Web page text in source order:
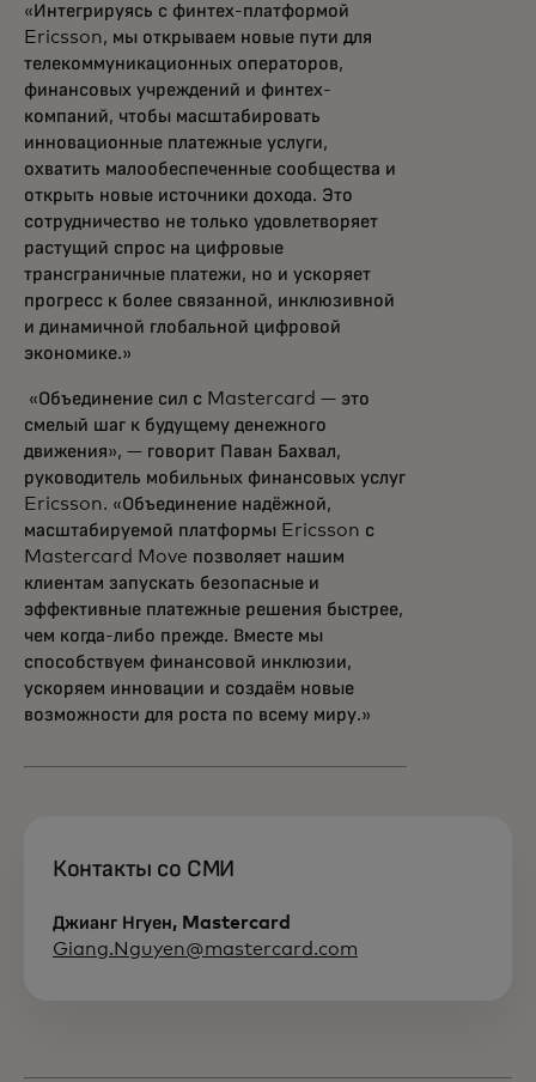
«Интегрируясь с финтех-платформой
Ericsson, мы открываем новые пути для
телекоммуникационных операторов,
финансовых учреждений и финтех-
компаний, чтобы масштабировать
инновационные платежные услуги,
охватить малообеспеченные сообщества и
открыть новые источники дохода. Это
сотрудничество не только удовлетворяет
растущий спрос на цифровые
трансграничные платежи, но и ускоряет
прогресс к более связанной, инклюзивной
и динамичной глобальной цифровой
экономике.»
«Объединение сил с Mastercard — это
смелый шаг к будущему денежного
движения», — говорит Паван Бахвал,
руководитель мобильных финансовых услуг
Ericsson. «Объединение надёжной,
масштабируемой платформы Ericsson с
Mastercard Move позволяет нашим
клиентам запускать безопасные и
эффективные платежные решения быстрее,
чем когда-либо прежде. Вместе мы
способствуем финансовой инклюзии,
ускоряем инновации и создаём новые
возможности для роста по всему миру.»
Контакты со СМИ
Джианг Нгуен, Mastercard
Giang.Nguyen@mastercard.com